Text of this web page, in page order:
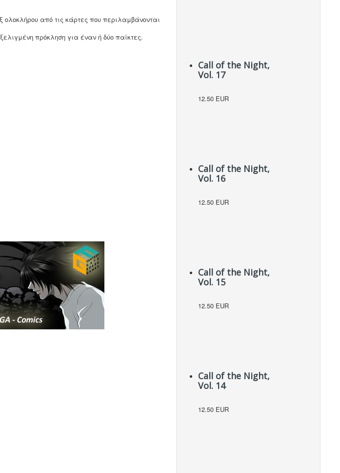
ολοκλήρου από τις κάρτες που περιλαμβάνονται
πρόκληση για έναν ή δύο παίκτες.
Call of the Night,
Vol. 17
12.50 EUR
Call of the Night,
Vol. 16
12.50 EUR
Call of the Night,
Vol. 15
12.50 EUR
Call of the Night,
Vol. 14
12.50 EUR